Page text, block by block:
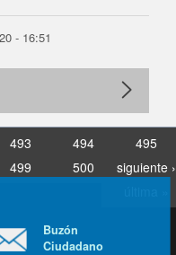
- 16:51
493 494
495
499 500
siguiente ›
Buzón
Ciudadano